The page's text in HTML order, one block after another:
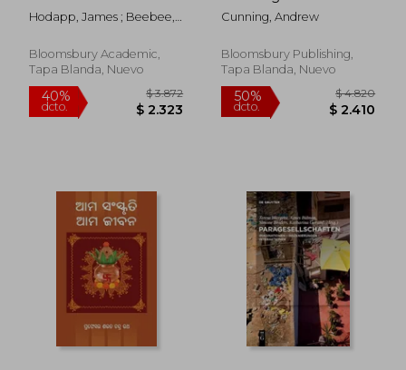
40%
dcto.
40%
dcto.
Literature (en Inglés)
Hodapp, James ; Beebee,
Bloomsbury Academic,
Tapa Blanda, Nuevo
Ordinary (en Inglés)
Cunning, Andrew
Bloomsbury Publishing,
Tapa Blanda, Nuevo